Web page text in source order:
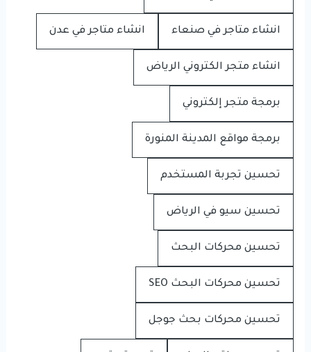
انشاء متاجر في صنعاء انشاء متاجر في عدن
انشاء متجر الكتروني الرياض
برمجة متجر إلكتروني
برمجة مواقع المدينة المنورة
تحسين تجربة المستخدم
تحسين سيو في الرياض
تحسين محركات البحث
تحسين محركات البحث SEO
تحسين محركات بحث جوجل